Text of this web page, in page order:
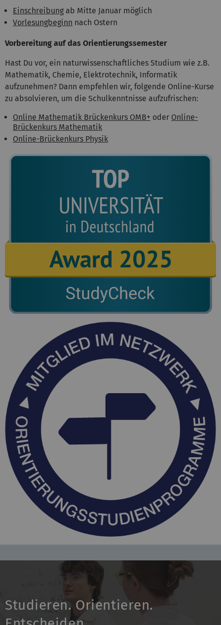
Einschreibung ab Mitte Januar möglich
Vorlesungbeginn nach Ostern
Vorbereitung auf das Orientierungssemester
Hast Du vor, ein naturwissenschaftliches Studium wie z.B.
Mathematik, Chemie, Elektrotechnik, Informatik
aufzunehmen? Dann empfehlen wir, folgende Online-Kurse
zu absolvieren, um die Schulkenntnisse aufzufrischen:
Online Mathematik Brückenkurs OMB+ oder Online-
Brückenkurs Mathematik
Online-Brückenkurs Physik
Studieren. Orientieren.